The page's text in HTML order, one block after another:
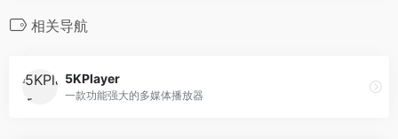
相关导航
5KPlayer
一款功能强大的多媒体播放器